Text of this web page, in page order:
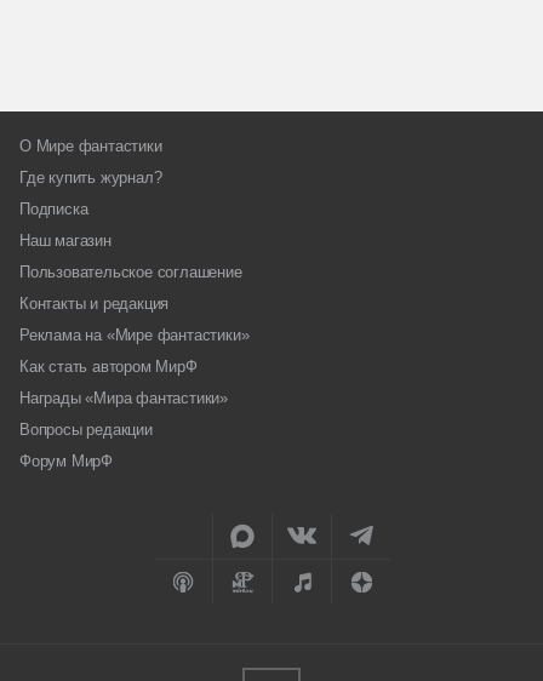
О Мире фантастики
Где купить журнал?
Подписка
Наш магазин
Пользовательское соглашение
Контакты и редакция
Реклама на «Мире фантастики»
Как стать автором МирФ
Награды «Мира фантастики»
Вопросы редакции
Форум МирФ